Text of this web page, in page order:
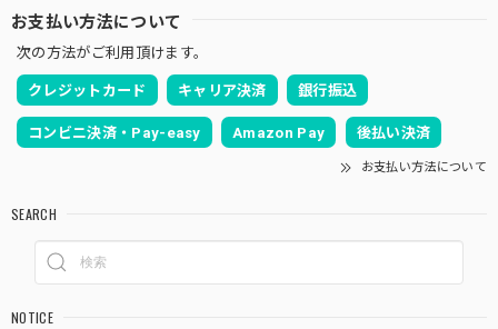
お支払い方法について
次の方法がご利用頂けます。
クレジットカード キャリア決済 銀行振込
コンビニ決済・Pay-easy Amazon Pay 後払い決済
お支払い方法について
SEARCH
NOTICE